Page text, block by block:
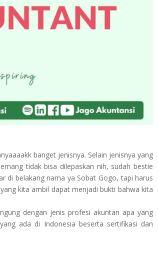
banget jenisnya. Selain jenisnya yang
tidak bisa dilepaskan nih, sudah bestie
di belakang nama ya Sobat Gogo, tapi harus
kita ambil dapat menjadi bukti bahwa kita
dengan jenis profesi akuntan apa yang
ada di Indonesia beserta sertifikasi dan